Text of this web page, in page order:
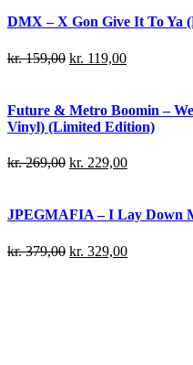
DMX – X Gon Give It To Ya
kr.159,00 kr. 119,00
Future & Metro Boomin –
Vinyl) (Limited Edition)
kr.269,00 kr. 229,00
JPEGMAFIA – I Lay Down
kr.379,00 kr. 329,00